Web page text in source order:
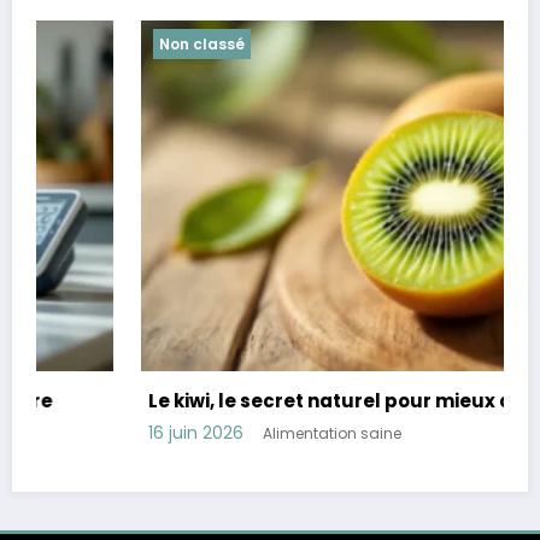
Non classé
Le kiwi, le secret naturel pour mieux dormir
Alimentation saine